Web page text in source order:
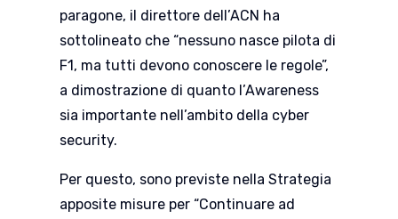
paragone, il direttore dell’ACN ha
sottolineato che “nessuno nasce pilota di
F1, ma tutti devono conoscere le regole”,
a dimostrazione di quanto l’Awareness
sia importante nell’ambito della cyber
security.
Per questo, sono previste nella Strategia
apposite misure per “Continuare ad